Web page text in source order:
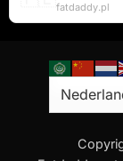
fatdaddy.pl